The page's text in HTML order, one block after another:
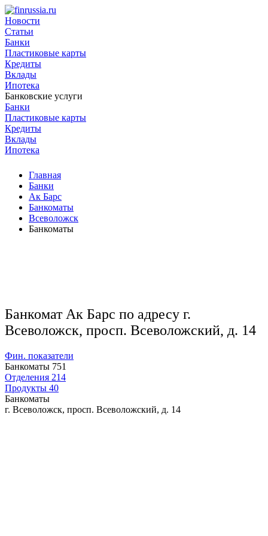
Новости
Статьи
Банки
Пластиковые карты
Кредиты
Вклады
Ипотека
Банковские услуги
Банки
Пластиковые карты
Кредиты
Вклады
Ипотека
Главная
Банки
Ак Барс
Банкоматы
Всеволожск
Банкоматы
Банкомат Ак Барс по адресу г.
Всеволожск, просп. Всеволожский, д. 14
Фин. показатели
Банкоматы 751
Отделения 214
Продукты 40
Банкоматы
г. Всеволожск, просп. Всеволожский, д. 14